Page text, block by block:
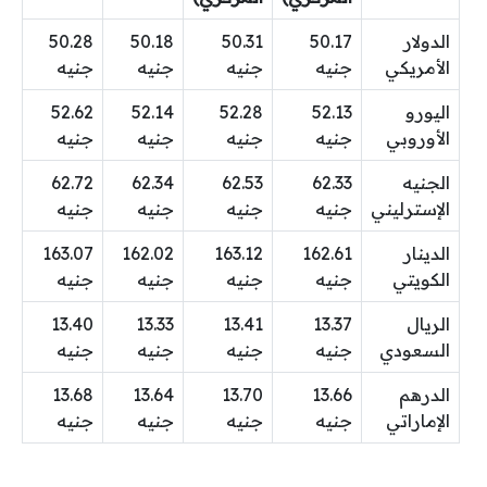
الدولار
الأمريكي
50.17
جنيه
50.31
جنيه
50.18
جنيه
50.28
جنيه
اليورو
الأوروبي
52.13
جنيه
52.28
جنيه
52.14
جنيه
52.62
جنيه
الجنيه
الإسترليني
62.33
جنيه
62.53
جنيه
62.34
جنيه
62.72
جنيه
الدينار
الكويتي
162.61
جنيه
163.12
جنيه
162.02
جنيه
163.07
جنيه
الريال
السعودي
13.37
جنيه
13.41
جنيه
13.33
جنيه
13.40
جنيه
الدرهم
الإماراتي
13.66
جنيه
13.70
جنيه
13.64
جنيه
13.68
جنيه